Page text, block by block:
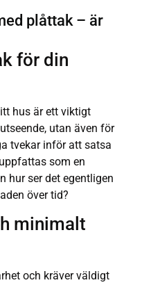
plåttak – är
för din
hus är ett viktigt
utan även för
tvekar inför att satsa
som en
hur ser det egentligen
över tid?
minimalt
och kräver väldigt